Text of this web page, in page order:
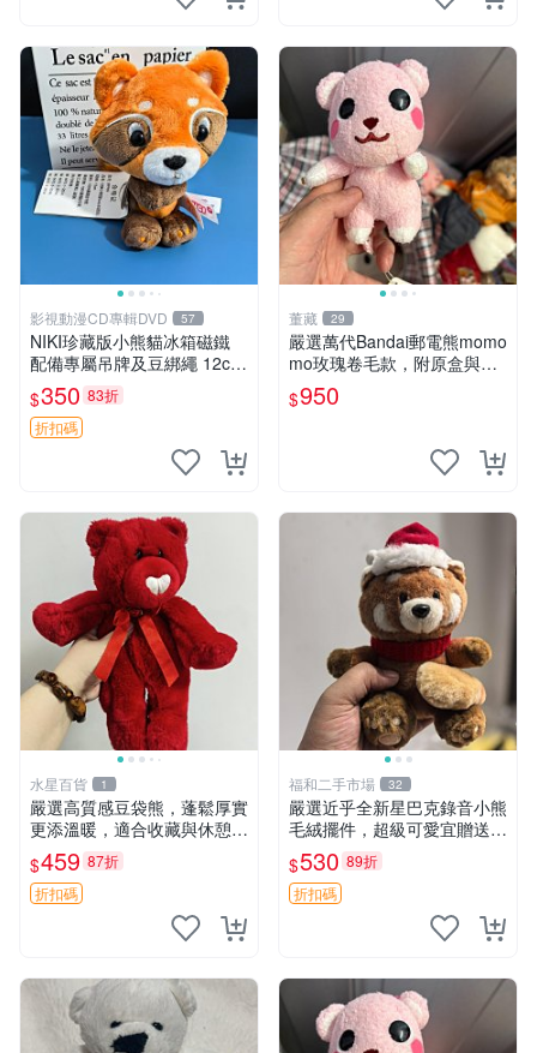
影視動漫CD專輯DVD 57
NIKI珍藏版小熊貓冰箱磁鐵
配備專屬吊牌及豆綁繩 12cm
廢品嚴選 好評推薦 小熊貓冰
箱貼 磁鐵掛件 冰箱飾品
$350 83折
折扣碼
董藏 29
嚴選萬代Bandai郵電熊momo
mo玫瑰卷毛款，附原盒與吊
牌，粉嫩可愛入手即柔軟～
玫瑰卷毛 郵電熊 正品
$950
水星百貨 1
嚴選高質感豆袋熊，蓬鬆厚實
更添溫暖，適合收藏與休憩。
前胸填充飽滿，背部亦具優雅
設計。 豆袋熊 保暖 溫柔 蓬
松
$459 87折
折扣碼
福和二手市場 32
嚴選近乎全新星巴克錄音小熊
毛絨擺件，超級可愛宜贈送掛
飾 錄音小熊 毛絨擺件 贈品
$530 89折
折扣碼